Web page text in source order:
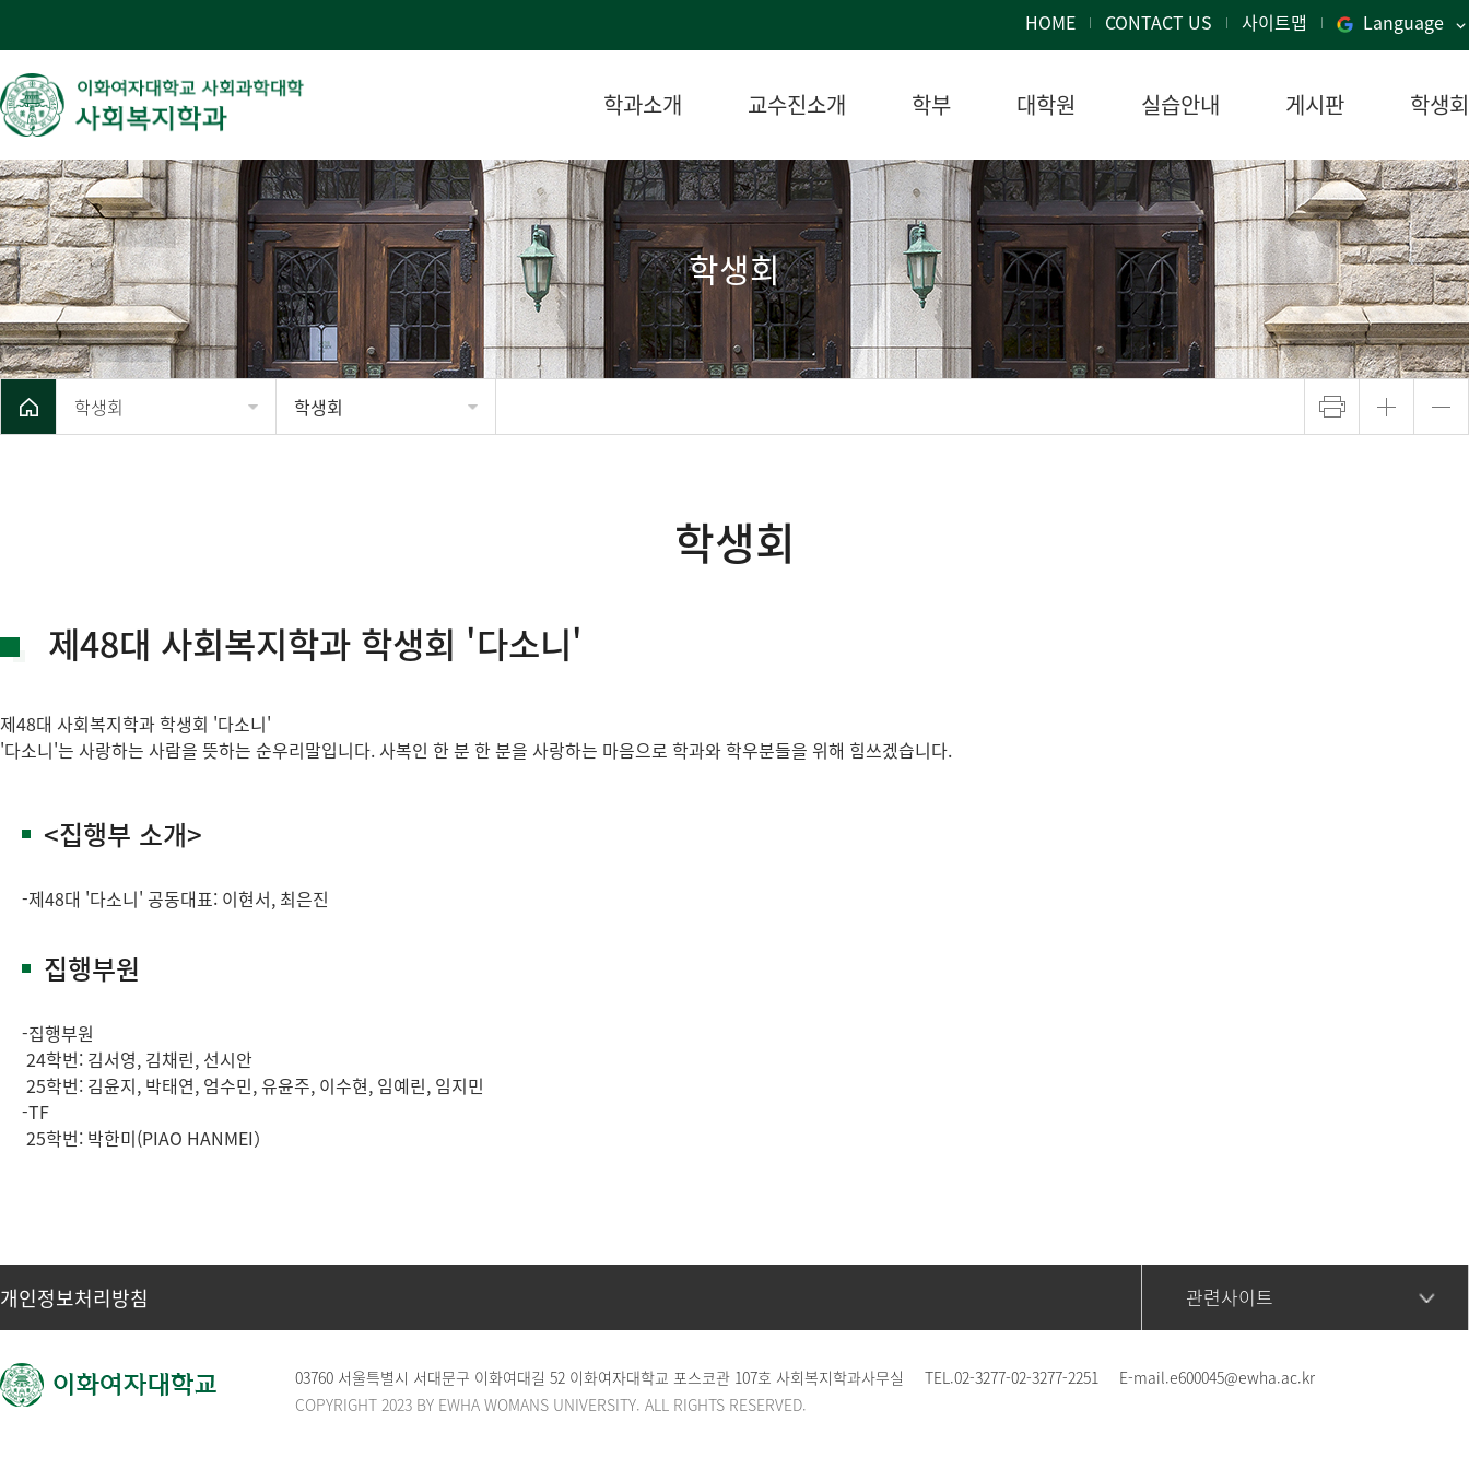
HOME CONTACT US 사이트맵 Language
학과소개 교수진소개 학부 대학원 실습안내 게시판 학생회
학생회
학생회 학생회
학생회
제48대 사회복지학과 학생회 '다소니'
제48대 사회복지학과 학생회 '다소니'
'다소니'는 사랑하는 사람을 뜻하는 순우리말입니다. 사복인 한 분 한 분을 사랑하는 마음으로 학과와 학우분들을 위해 힘쓰겠습니다.
<집행부 소개>
-제48대 '다소니' 공동대표: 이현서, 최은진
집행부원
-집행부원
24학번: 김서영, 김채린, 선시안
25학번: 김윤지, 박태연, 엄수민, 유윤주, 이수현, 임예린, 임지민
-TF
25학번: 박한미(PIAO HANMEI）
개인정보처리방침 관련사이트
03760 서울특별시 서대문구 이화여대길 52 이화여자대학교 포스코관 107호 사회복지학과사무실 TEL.02-3277-02-3277-2251 E-mail.e600045@ewha.ac.kr
COPYRIGHT 2023 BY EWHA WOMANS UNIVERSITY. ALL RIGHTS RESERVED.